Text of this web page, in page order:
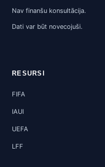
Nav finanšu konsultācija.
Dati var būt novecojuši.
RESURSI
FIFA
IAUI
UEFA
LFF